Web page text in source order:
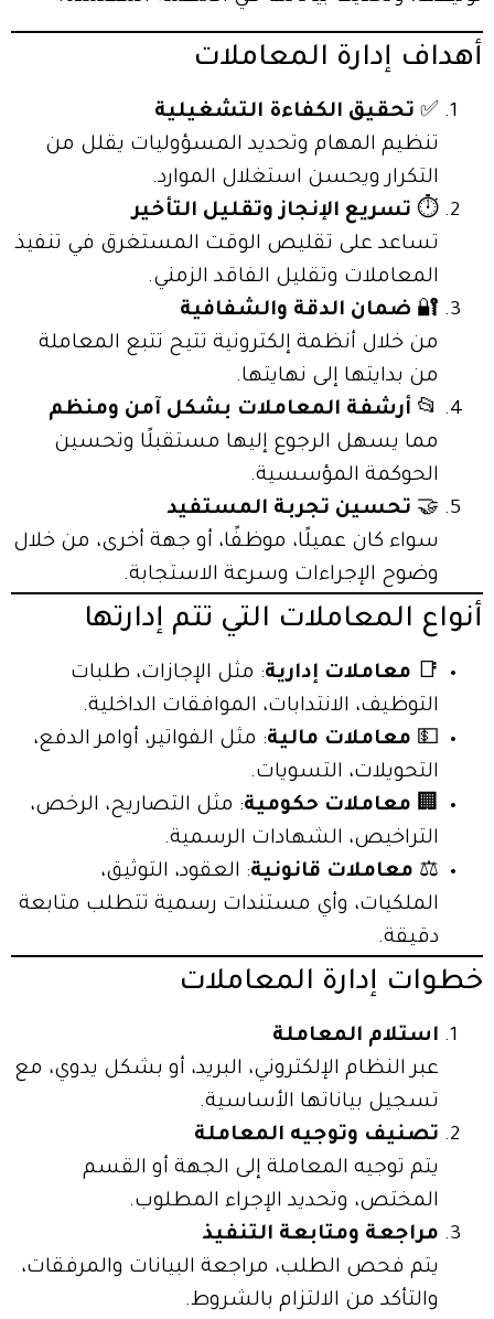
أهداف إدارة المعاملات
✅ تحقيق الكفاءة التشغيلية
تنظيم المهام وتحديد المسؤوليات يقلل من
التكرار ويحسن استغلال الموارد.
⏱️ تسريع الإنجاز وتقليل التأخير
تساعد على تقليص الوقت المستغرق في تنفيذ
المعاملات وتقليل الفاقد الزمني.
🔐 ضمان الدقة والشفافية
من خلال أنظمة إلكترونية تتيح تتبع المعاملة
من بدايتها إلى نهايتها.
📂 أرشفة المعاملات بشكل آمن ومنظم
مما يسهل الرجوع إليها مستقبلًا وتحسين
الحوكمة المؤسسية.
🤝 تحسين تجربة المستفيد
سواء كان عميلًا، موظفًا، أو جهة أخرى، من خلال
وضوح الإجراءات وسرعة الاستجابة.
أنواع المعاملات التي تتم إدارتها
📑 معاملات إدارية: مثل الإجازات، طلبات
التوظيف، الانتدابات، الموافقات الداخلية.
💵 معاملات مالية: مثل الفواتير، أوامر الدفع،
التحويلات، التسويات.
🏢 معاملات حكومية: مثل التصاريح، الرخص،
التراخيص، الشهادات الرسمية.
⚖️ معاملات قانونية: العقود، التوثيق،
الملكيات، وأي مستندات رسمية تتطلب متابعة
دقيقة.
خطوات إدارة المعاملات
استلام المعاملة
عبر النظام الإلكتروني، البريد، أو بشكل يدوي، مع
تسجيل بياناتها الأساسية.
تصنيف وتوجيه المعاملة
يتم توجيه المعاملة إلى الجهة أو القسم
المختص، وتحديد الإجراء المطلوب.
مراجعة ومتابعة التنفيذ
يتم فحص الطلب، مراجعة البيانات والمرفقات،
والتأكد من الالتزام بالشروط.